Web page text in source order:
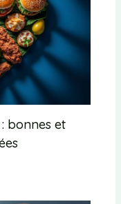
bonnes et